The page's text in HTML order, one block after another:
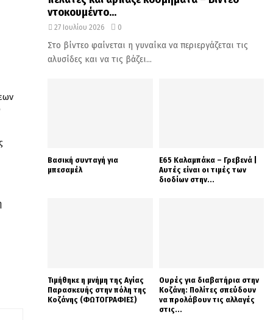
ντοκουμέντο...
27 Ιουλίου 2026 0
Στο βίντεο φαίνεται η γυναίκα να περιεργάζεται τις
αλυσίδες και να τις βάζει...
Βασική συνταγή για
μπεσαμέλ
Ε65 Καλαμπάκα – Γρεβενά |
Αυτές είναι οι τιμές των
διοδίων στην...
Τιμήθηκε η μνήμη της Αγίας
Παρασκευής στην πόλη της
Κοζάνης (ΦΩΤΟΓΡΑΦΙΕΣ)
Ουρές για διαβατήρια στην
Κοζάνη: Πολίτες σπεύδουν
να προλάβουν τις αλλαγές
στις...